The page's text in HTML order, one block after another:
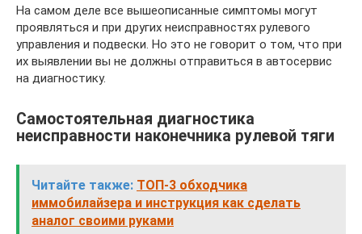
На самом деле все вышеописанные симптомы могут
проявляться и при других неисправностях рулевого
управления и подвески. Но это не говорит о том, что при
их выявлении вы не должны отправиться в автосервис
на диагностику.
Самостоятельная диагностика
неисправности наконечника рулевой тяги
Читайте также: ТОП-3 обходчика
иммобилайзера и инструкция как сделать
аналог своими руками